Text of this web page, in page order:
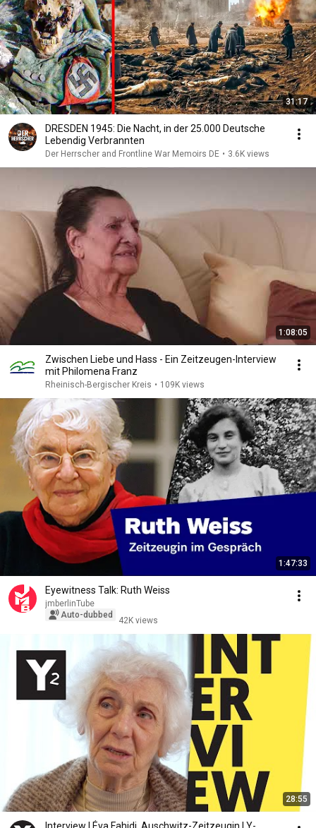
31:17
DRESDEN 1945: Die Nacht, in der 25.000 Deutsche
Lebendig Verbrannten
Der Herrscher and Frontline War Memoirs DE • 3.6K views
1:08:05
Zwischen Liebe und Hass - Ein Zeitzeugen-Interview
mit Philomena Franz
Rheinisch-Bergischer Kreis • 109K views
1:47:33
Eyewitness Talk: Ruth Weiss
jmberlinTube
Auto-dubbed
42K views
28:55